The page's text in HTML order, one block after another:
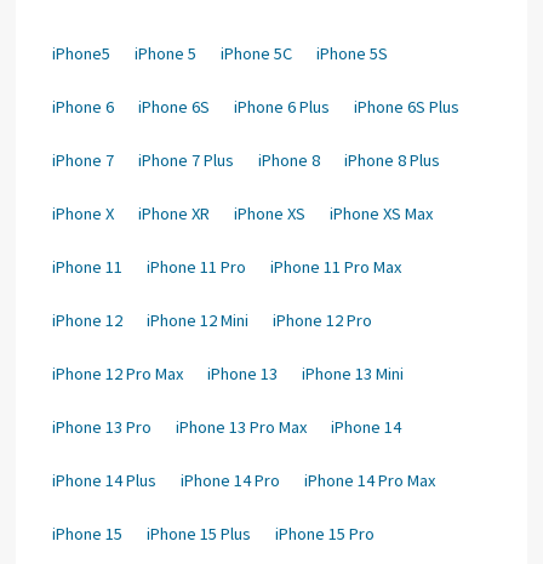
iPhone5 iPhone 5 iPhone 5C iPhone 5S
iPhone 6 iPhone 6S iPhone 6 Plus iPhone 6S Plus
iPhone 7 iPhone 7 Plus iPhone 8 iPhone 8 Plus
iPhone X iPhone XR iPhone XS iPhone XS Max
iPhone 11 iPhone 11 Pro iPhone 11 Pro Max
iPhone 12 iPhone 12 Mini iPhone 12 Pro
iPhone 12 Pro Max iPhone 13 iPhone 13 Mini
iPhone 13 Pro iPhone 13 Pro Max iPhone 14
iPhone 14 Plus iPhone 14 Pro iPhone 14 Pro Max
iPhone 15 iPhone 15 Plus iPhone 15 Pro